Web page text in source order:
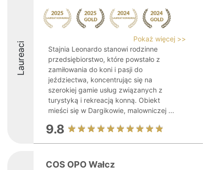
Laureaci
Pokaż więcej >>
Stajnia Leonardo stanowi rodzinne
przedsiębiorstwo, które powstało z
zamiłowania do koni i pasji do
jeździectwa, koncentrując się na
szerokiej gamie usług związanych z
turystyką i rekreacją konną. Obiekt
mieści się w Dargikowie, malowniczej ...
9.8
COS OPO Wałcz